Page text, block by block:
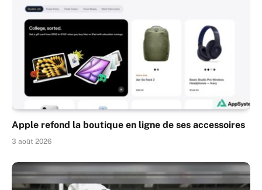
Apple refond la boutique en ligne de ses accessoires
3 août 2026